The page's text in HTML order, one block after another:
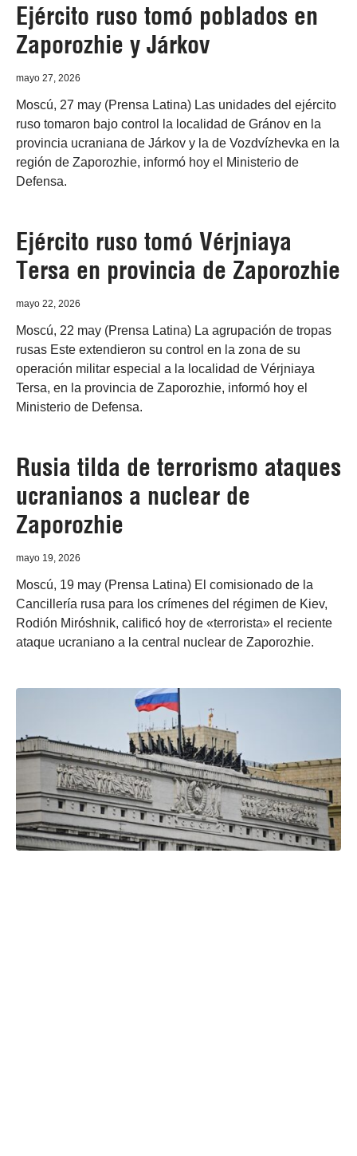
Ejército ruso tomó poblados en
Zaporozhie y Járkov
mayo 27, 2026
Moscú, 27 may (Prensa Latina) Las unidades del ejército
ruso tomaron bajo control la localidad de Gránov en la
provincia ucraniana de Járkov y la de Vozdvízhevka en la
región de Zaporozhie, informó hoy el Ministerio de
Defensa.
Ejército ruso tomó Vérjniaya
Tersa en provincia de Zaporozhie
mayo 22, 2026
Moscú, 22 may (Prensa Latina) La agrupación de tropas
rusas Este extendieron su control en la zona de su
operación militar especial a la localidad de Vérjniaya
Tersa, en la provincia de Zaporozhie, informó hoy el
Ministerio de Defensa.
Rusia tilda de terrorismo ataques
ucranianos a nuclear de
Zaporozhie
mayo 19, 2026
Moscú, 19 may (Prensa Latina) El comisionado de la
Cancillería rusa para los crímenes del régimen de Kiev,
Rodión Miróshnik, calificó hoy de «terrorista» el reciente
ataque ucraniano a la central nuclear de Zaporozhie.